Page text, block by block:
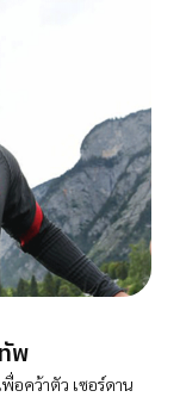
พ
อคว้าตัว เซอร์ดาน